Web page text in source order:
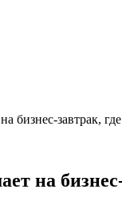
бизнес-завтрак,
на